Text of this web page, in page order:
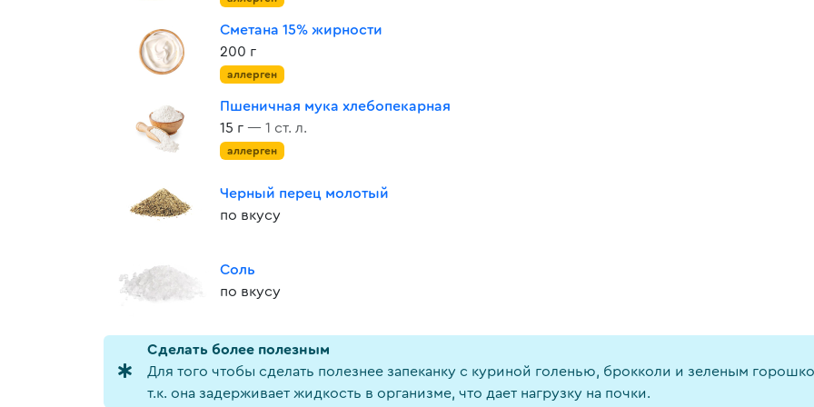
Сметана 15% жирности
200 г
аллерген
Пшеничная мука хлебопекарная
15 г — 1 ст. л.
аллерген
Черный перец молотый
по вкусу
Соль
по вкусу
Cделать более полезным
Для того чтобы сделать полезнее запеканку с куриной голенью, брокколи и зеленым
т.к. она задерживает жидкость в организме, что дает нагрузку на почки.